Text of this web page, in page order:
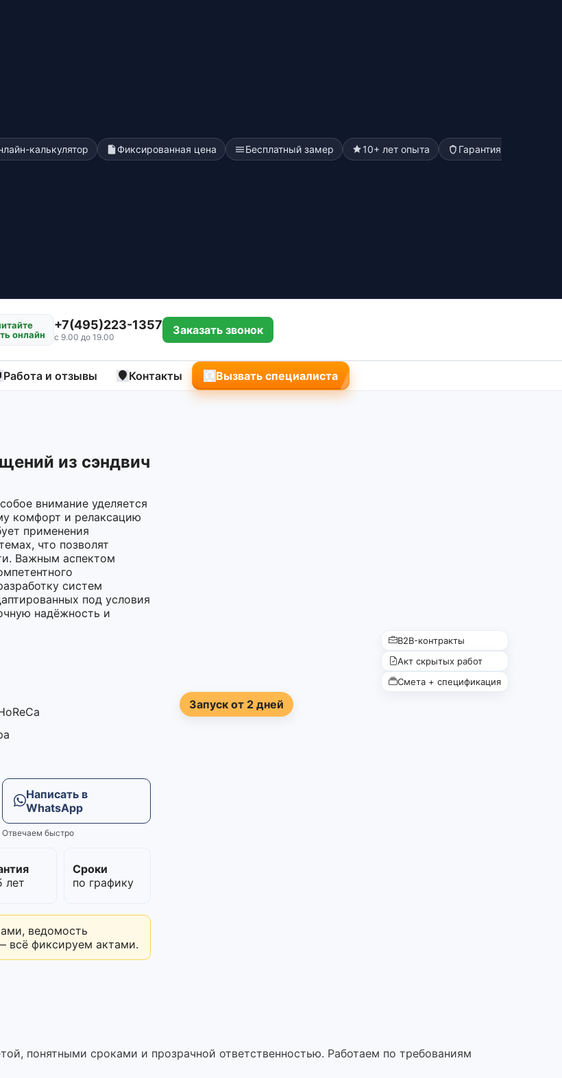
калькулятор Фиксированная цена Бесплатный замер 10+ лет опыта Гарантия до 5 лет
онлайн
+7(495)223-1357
с 9.00 до 19.00
Заказать звонок
Работа и отзывы Контакты Вызвать специалиста
из сэндвич
внимание уделяется
комфорт и релаксацию
применения
что позволят
Важным аспектом
систем
под условия
надёжность и
Написать в
WhatsApp
Отвечаем быстро
лет
Сроки
по графику
ведомость
всё фиксируем актами.
Запуск от 2 дней
B2B-контракты
Акт скрытых работ
Смета + спецификация
понятными сроками и прозрачной ответственностью. Работаем по требованиям